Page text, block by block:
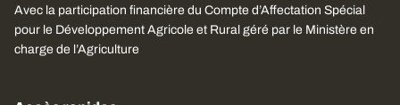
Avec la participation financière du Compte d’Affectation Spécial
pour le Développement Agricole et Rural géré par le Ministère en
charge de l’Agriculture